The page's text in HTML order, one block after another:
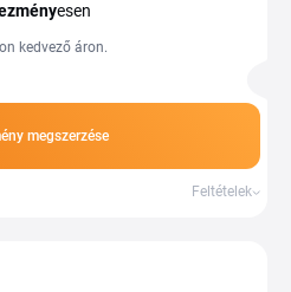
esen
kedvező áron.
megszerzése
Feltételek